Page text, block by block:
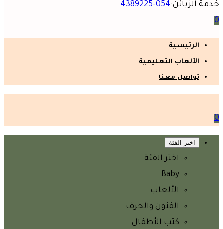
خدمة الزبائن:054-4389225
0
الرئيسية
الألعاب التعليمية
تواصل معنا
0
اختر الفئة
اختر الفئة
Baby
الألعاب
الفنون والحرف
كتب الأطفال